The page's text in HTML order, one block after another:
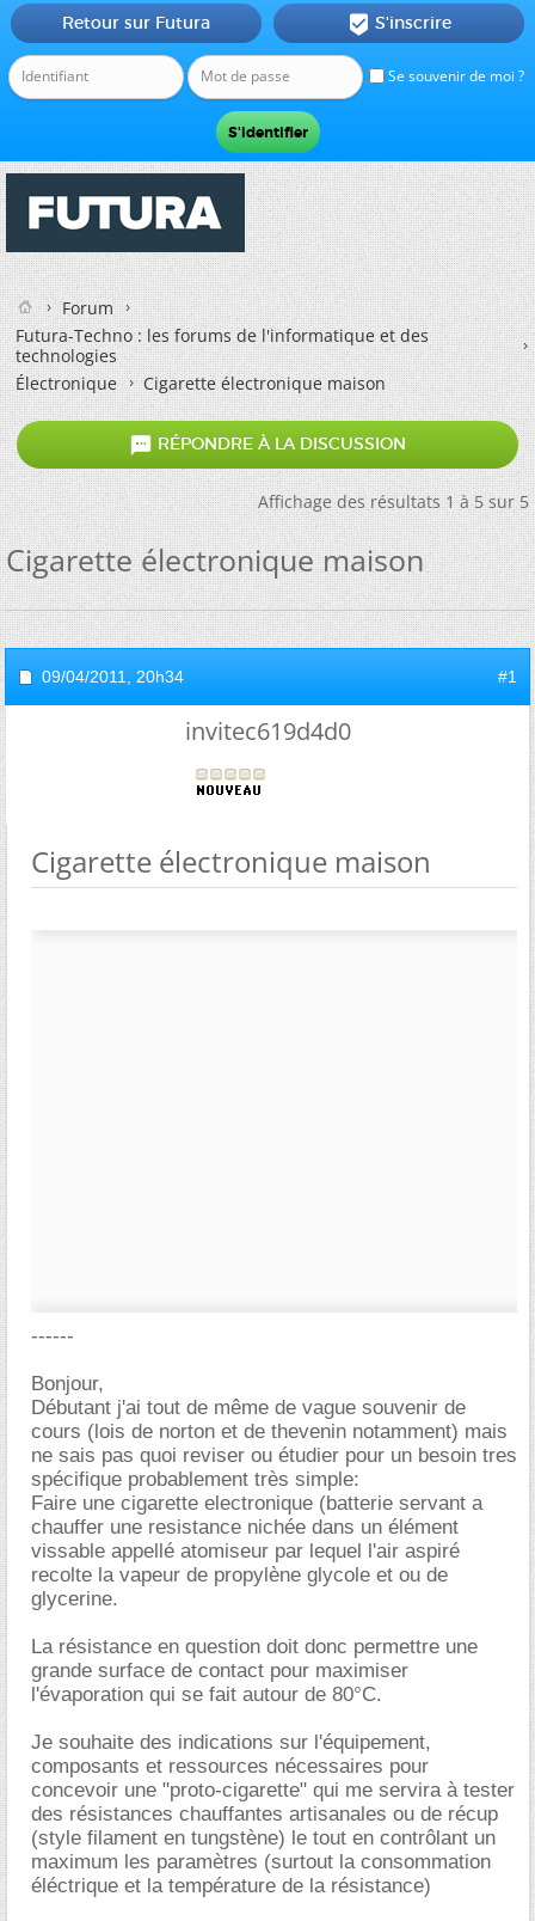
Se souvenir de moi ?
Retour sur Futura  S'inscrire
Forum
Futura-Techno : les forums de l'informatique et des
technologies
Électronique
Cigarette électronique maison
 RÉPONDRE À LA DISCUSSION
Affichage des résultats 1 à 5 sur 5
Cigarette électronique maison
09/04/2011, 20h34 #1
invitec619d4d0
Cigarette électronique maison
------
Bonjour,
Débutant j'ai tout de même de vague souvenir de
cours (lois de norton et de thevenin notamment) mais
ne sais pas quoi reviser ou étudier pour un besoin tres
spécifique probablement très simple:
Faire une cigarette electronique (batterie servant a
chauffer une resistance nichée dans un élément
vissable appellé atomiseur par lequel l'air aspiré
recolte la vapeur de propylène glycole et ou de
glycerine.
La résistance en question doit donc permettre une
grande surface de contact pour maximiser
l'évaporation qui se fait autour de 80°C.
Je souhaite des indications sur l'équipement,
composants et ressources nécessaires pour
concevoir une "proto-cigarette" qui me servira à tester
des résistances chauffantes artisanales ou de récup
(style filament en tungstène) le tout en contrôlant un
maximum les paramètres (surtout la consommation
éléctrique et la température de la résistance)